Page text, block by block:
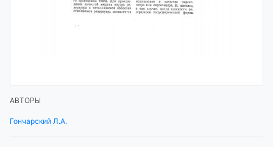
АВТОРЫ
Гончарский Л.А.